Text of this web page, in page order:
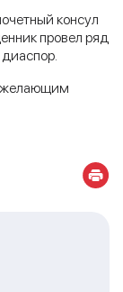
консул
провел ряд
желающим